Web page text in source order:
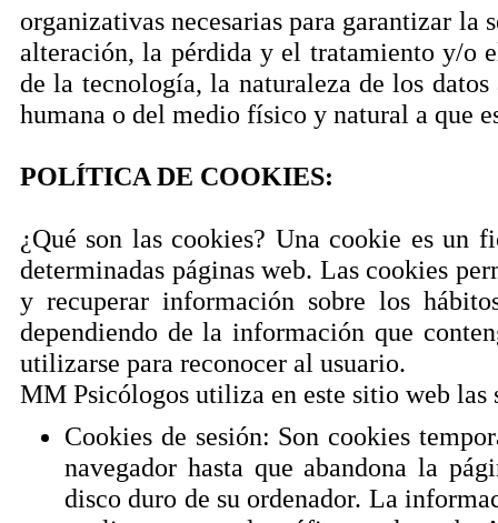
organizativas necesarias para garantizar la
alteración, la pérdida y el tratamiento y/o
de la tecnología, la naturaleza de los
humana o del medio físico y natural a que
POLÍTICA DE COOKIES:
¿Qué son las cookies? Una cookie es un
determinadas páginas web. Las cookies
y recuperar información sobre los
dependiendo de la información que
utilizarse para reconocer al usuario.
MM Psicólogos utiliza en este sitio web las
Cookies de sesión: Son cookies
navegador hasta que abandona la
disco duro de su ordenador. La